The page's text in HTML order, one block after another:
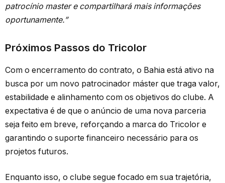
patrocínio master e compartilhará mais informações
oportunamente.”
Próximos Passos do Tricolor
Com o encerramento do contrato, o Bahia está ativo na
busca por um novo patrocinador máster que traga valor,
estabilidade e alinhamento com os objetivos do clube. A
expectativa é de que o anúncio de uma nova parceria
seja feito em breve, reforçando a marca do Tricolor e
garantindo o suporte financeiro necessário para os
projetos futuros.
Enquanto isso, o clube segue focado em sua trajetória,